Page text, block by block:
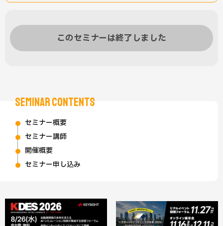
SEMINAR CONTENTS
セミナー概要
セミナー講師
開催概要
セミナー申し込み
このセミナーは終了しました